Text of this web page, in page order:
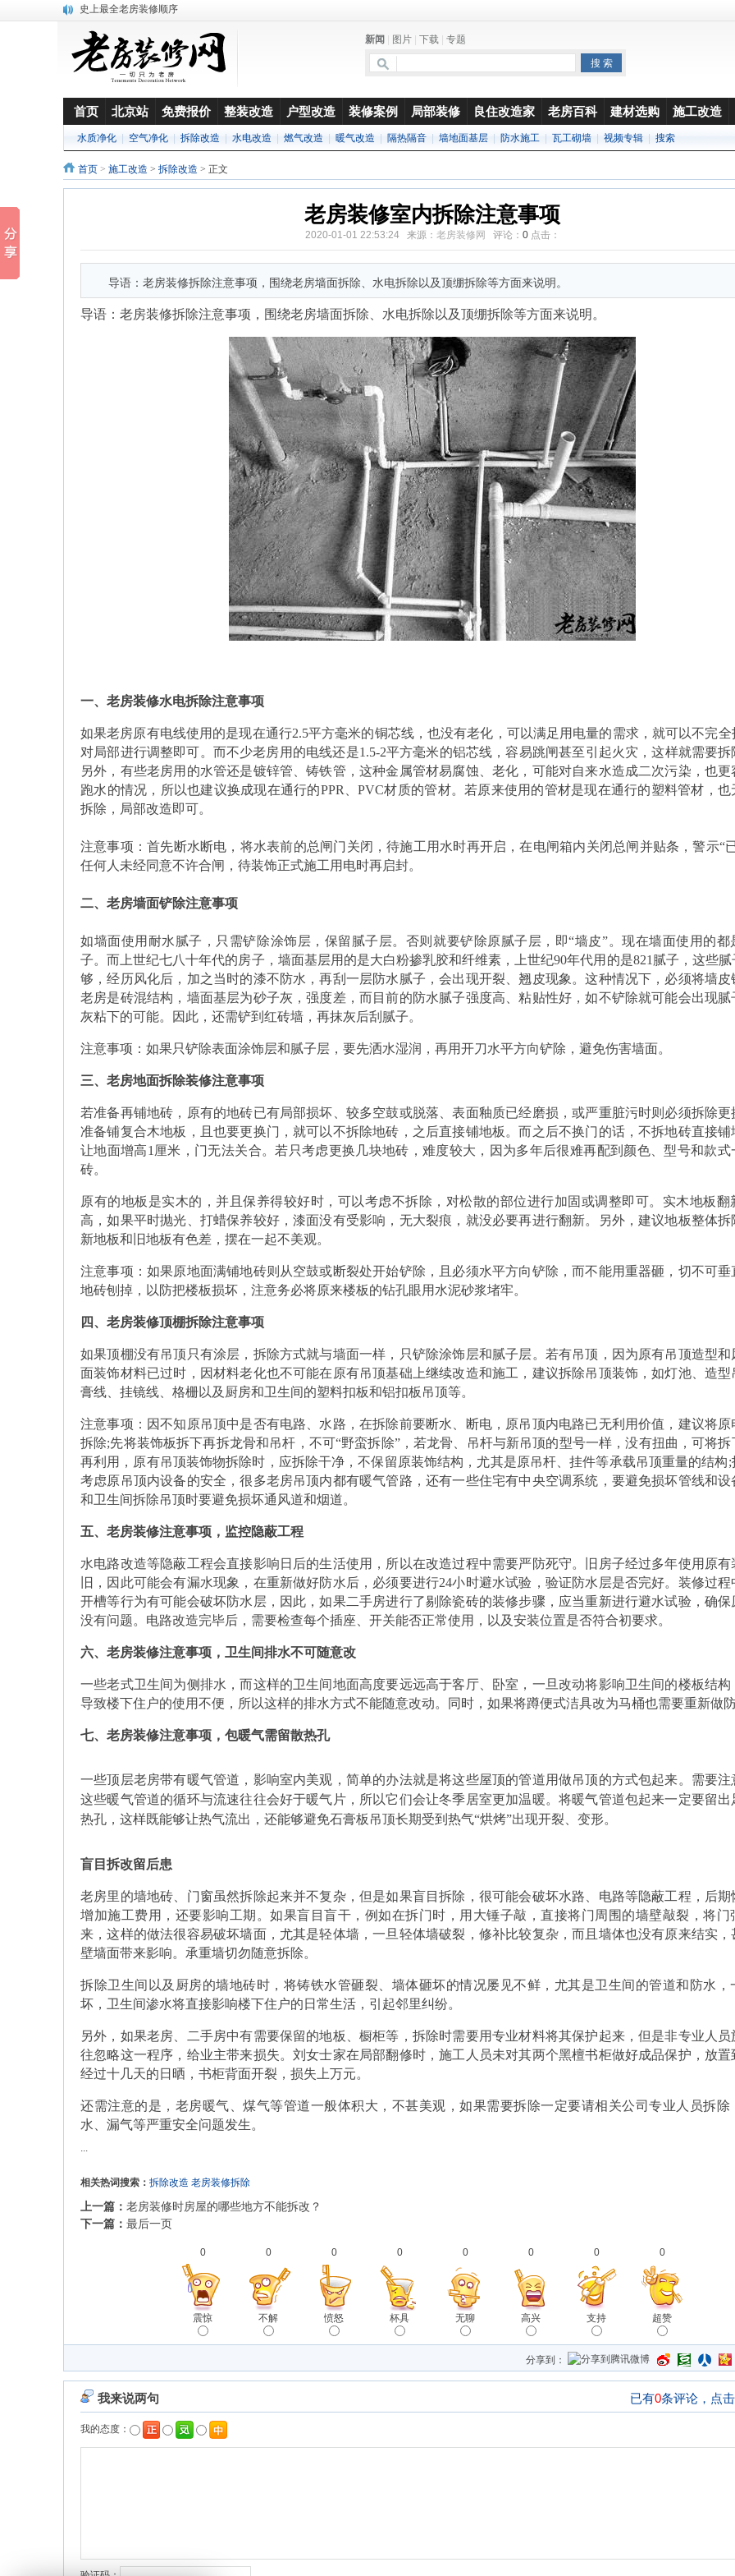
史上最全老房装修顺序
新闻
图片 下载 专题
首页 北京站 免费报价 整装改造 户型改造 装修案例 局部装修 良住改造家 老房百科 建材选购 施工改造
水质净化 空气净化 拆除改造 水电改造 燃气改造 暖气改造 隔热隔音 墙地面基层 防水施工 瓦工砌墙 视频专辑 搜索
首页 > 施工改造 > 拆除改造 > 正文
老房装修室内拆除注意事项
2020-01-01 22:53:24 来源： 老房装修网 评论： 0点击：
导语：老房装修拆除注意事项，围绕老房墙面拆除、水电拆除以及顶绷拆除等方面来说明。
导语：老房装修拆除注意事项，围绕老房墙面拆除、水电拆除以及顶绷拆除等方面来说明。
一、老房装修水电拆除注意事项
如果老房原有电线使用的是现在通行2.5平方毫米的铜芯线，也没有老化，可以满足用电量的需求，就可以不完全
对局部进行调整即可。而不少老房用的电线还是1.5-2平方毫米的铝芯线，容易跳闸甚至引起火灾，这样就需要拆
另外，有些老房用的水管还是镀锌管、铸铁管，这种金属管材易腐蚀、老化，可能对自来水造成二次污染，也更
跑水的情况，所以也建议换成现在通行的PPR、PVC材质的管材。若原来使用的管材是现在通行的塑料管材，也
拆除，局部改造即可。
注意事项：首先断水断电，将水表前的总闸门关闭，待施工用水时再开启，在电闸箱内关闭总闸并贴条，警示“
任何人未经同意不许合闸，待装饰正式施工用电时再启封。
二、老房墙面铲除注意事项
如墙面使用耐水腻子，只需铲除涂饰层，保留腻子层。否则就要铲除原腻子层，即“墙皮”。现在墙面使用的都
子。而上世纪七八十年代的房子，墙面基层用的是大白粉掺乳胶和纤维素，上世纪90年代用的是821腻子，这些
够，经历风化后，加之当时的漆不防水，再刮一层防水腻子，会出现开裂、翘皮现象。这种情况下，必须将墙皮
老房是砖混结构，墙面基层为砂子灰，强度差，而目前的防水腻子强度高、粘贴性好，如不铲除就可能会出现腻
灰粘下的可能。因此，还需铲到红砖墙，再抹灰后刮腻子。
注意事项：如果只铲除表面涂饰层和腻子层，要先洒水湿润，再用开刀水平方向铲除，避免伤害墙面。
三、老房地面拆除装修注意事项
若准备再铺地砖，原有的地砖已有局部损坏、较多空鼓或脱落、表面釉质已经磨损，或严重脏污时则必须拆除更
准备铺复合木地板，且也要更换门，就可以不拆除地砖，之后直接铺地板。而之后不换门的话，不拆地砖直接铺
让地面增高1厘米，门无法关合。若只考虑更换几块地砖，难度较大，因为多年后很难再配到颜色、型号和款式
砖。
原有的地板是实木的，并且保养得较好时，可以考虑不拆除，对松散的部位进行加固或调整即可。实木地板翻
高，如果平时抛光、打蜡保养较好，漆面没有受影响，无大裂痕，就没必要再进行翻新。另外，建议地板整体拆
新地板和旧地板有色差，摆在一起不美观。
注意事项：如果原地面满铺地砖则从空鼓或断裂处开始铲除，且必须水平方向铲除，而不能用重器砸，切不可垂
地砖刨掉，以防把楼板损坏，注意务必将原来楼板的钻孔眼用水泥砂浆堵牢。
四、老房装修顶棚拆除注意事项
如果顶棚没有吊顶只有涂层，拆除方式就与墙面一样，只铲除涂饰层和腻子层。若有吊顶，因为原有吊顶造型和
面装饰材料已过时，因材料老化也不可能在原有吊顶基础上继续改造和施工，建议拆除吊顶装饰，如灯池、造型
膏线、挂镜线、格栅以及厨房和卫生间的塑料扣板和铝扣板吊顶等。
注意事项：因不知原吊顶中是否有电路、水路，在拆除前要断水、断电，原吊顶内电路已无利用价值，建议将原
拆除;先将装饰板拆下再拆龙骨和吊杆，不可“野蛮拆除”，若龙骨、吊杆与新吊顶的型号一样，没有扭曲，可将拆
再利用，原有吊顶装饰物拆除时，应拆除干净，不保留原装饰结构，尤其是原吊杆、挂件等承载吊顶重量的结构;
考虑原吊顶内设备的安全，很多老房吊顶内都有暖气管路，还有一些住宅有中央空调系统，要避免损坏管线和设
和卫生间拆除吊顶时要避免损坏通风道和烟道。
五、老房装修注意事项，监控隐蔽工程
水电路改造等隐蔽工程会直接影响日后的生活使用，所以在改造过程中需要严防死守。旧房子经过多年使用原有
旧，因此可能会有漏水现象，在重新做好防水后，必须要进行24小时避水试验，验证防水层是否完好。装修过程
开槽等行为有可能会破坏防水层，因此，如果二手房进行了剔除瓷砖的装修步骤，应当重新进行避水试验，确保
没有问题。电路改造完毕后，需要检查每个插座、开关能否正常使用，以及安装位置是否符合初要求。
六、老房装修注意事项，卫生间排水不可随意改
一些老式卫生间为侧排水，而这样的卫生间地面高度要远远高于客厅、卧室，一旦改动将影响卫生间的楼板结构
导致楼下住户的使用不便，所以这样的排水方式不能随意改动。同时，如果将蹲便式洁具改为马桶也需要重新做
七、老房装修注意事项，包暖气需留散热孔
一些顶层老房带有暖气管道，影响室内美观，简单的办法就是将这些屋顶的管道用做吊顶的方式包起来。需要注
这些暖气管道的循环与流速往往会好于暖气片，所以它们会让冬季居室更加温暖。将暖气管道包起来一定要留出
热孔，这样既能够让热气流出，还能够避免石膏板吊顶长期受到热气“烘烤”出现开裂、变形。
盲目拆改留后患
老房里的墙地砖、门窗虽然拆除起来并不复杂，但是如果盲目拆除，很可能会破坏水路、电路等隐蔽工程，后期
增加施工费用，还要影响工期。如果盲目盲干，例如在拆门时，用大锤子敲，直接将门周围的墙壁敲裂，将门
来，这样的做法很容易破坏墙面，尤其是轻体墙，一旦轻体墙破裂，修补比较复杂，而且墙体也没有原来结实，
壁墙面带来影响。承重墙切勿随意拆除。
拆除卫生间以及厨房的墙地砖时，将铸铁水管砸裂、墙体砸坏的情况屡见不鲜，尤其是卫生间的管道和防水，
坏，卫生间渗水将直接影响楼下住户的日常生活，引起邻里纠纷。
另外，如果老房、二手房中有需要保留的地板、橱柜等，拆除时需要用专业材料将其保护起来，但是非专业人员
往忽略这一程序，给业主带来损失。刘女士家在局部翻修时，施工人员未对其两个黑檀书柜做好成品保护，放置
经过十几天的日晒，书柜背面开裂，损失上万元。
还需注意的是，老房暖气、煤气等管道一般体积大，不甚美观，如果需要拆除一定要请相关公司专业人员拆除
水、漏气等严重安全问题发生。
...
相关热词搜索： 拆除改造 老房装修拆除
上一篇： 老房装修时房屋的哪些地方不能拆改？
下一篇： 最后一页
0
震惊
0
不解
0
愤怒
0
杯具
0
无聊
0
高兴
0
支持
0
超赞
分享到：